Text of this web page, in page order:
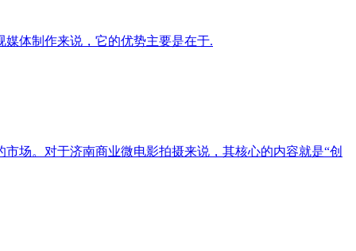
体制作来说，它的优势主要是在于.
场。对于济南商业微电影拍摄来说，其核心的内容就是“创